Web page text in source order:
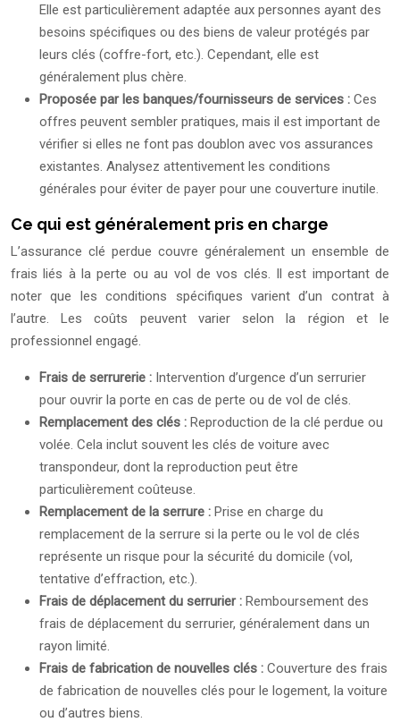
Elle est particulièrement adaptée aux personnes ayant des
besoins spécifiques ou des biens de valeur protégés par
leurs clés (coffre-fort, etc.). Cependant, elle est
généralement plus chère.
Proposée par les banques/fournisseurs de services : Ces
offres peuvent sembler pratiques, mais il est important de
vérifier si elles ne font pas doublon avec vos assurances
existantes. Analysez attentivement les conditions
générales pour éviter de payer pour une couverture inutile.
Ce qui est généralement pris en charge
L’assurance clé perdue couvre généralement un ensemble de
frais liés à la perte ou au vol de vos clés. Il est important de
noter que les conditions spécifiques varient d’un contrat à
l’autre. Les coûts peuvent varier selon la région et le
professionnel engagé.
Frais de serrurerie : Intervention d’urgence d’un serrurier
pour ouvrir la porte en cas de perte ou de vol de clés.
Remplacement des clés : Reproduction de la clé perdue ou
volée. Cela inclut souvent les clés de voiture avec
transpondeur, dont la reproduction peut être
particulièrement coûteuse.
Remplacement de la serrure : Prise en charge du
remplacement de la serrure si la perte ou le vol de clés
représente un risque pour la sécurité du domicile (vol,
tentative d’effraction, etc.).
Frais de déplacement du serrurier : Remboursement des
frais de déplacement du serrurier, généralement dans un
rayon limité.
Frais de fabrication de nouvelles clés : Couverture des frais
de fabrication de nouvelles clés pour le logement, la voiture
ou d’autres biens.